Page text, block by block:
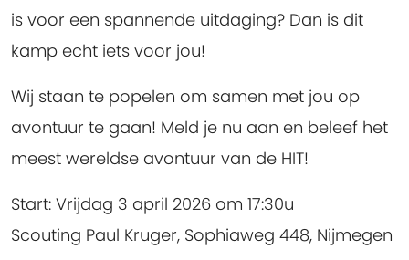
is voor een spannende uitdaging? Dan is dit
kamp echt iets voor jou!
Wij staan te popelen om samen met jou op
avontuur te gaan! Meld je nu aan en beleef het
meest wereldse avontuur van de HIT!
Start: Vrijdag 3 april 2026 om 17:30u
Scouting Paul Kruger, Sophiaweg 448, Nijmegen